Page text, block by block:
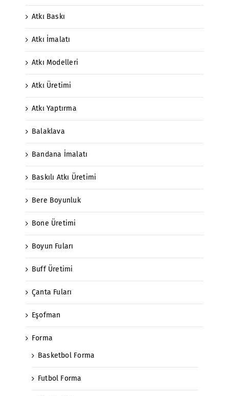
Atkı Baskı
Atkı İmalatı
Atkı Modelleri
Atkı Üretimi
Atkı Yaptırma
Balaklava
Bandana İmalatı
Baskılı Atkı Üretimi
Bere Boyunluk
Bone Üretimi
Boyun Fuları
Buff Üretimi
Çanta Fuları
Eşofman
Forma
Basketbol Forma
Futbol Forma